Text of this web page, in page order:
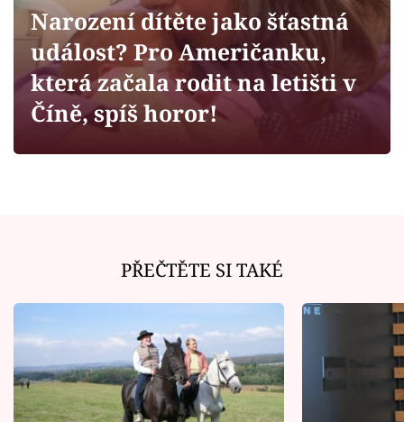
Sledujte prima+
Filmový festival Karlovy Vary
Sledujte nás
Narození dítěte jako šťastná
událost? Pro Američanku,
která začala rodit na letišti v
Číně, spíš horor!
PŘEČTĚTE SI TAKÉ